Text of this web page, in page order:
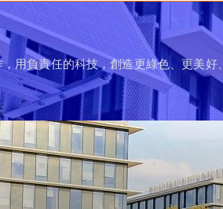
用負責任的科技，創造更綠色、更美好、